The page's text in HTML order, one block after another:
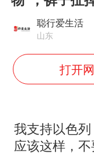
聪行爱生活
山东
打开
我支持以色
应该这样，不